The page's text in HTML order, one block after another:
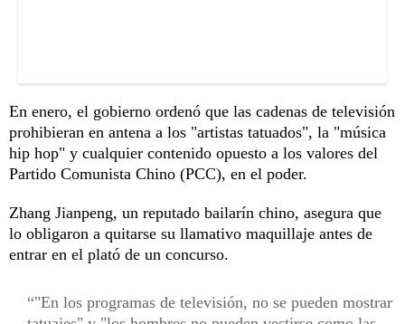
En enero, el gobierno ordenó que las cadenas de televisión
prohibieran en antena a los "artistas tatuados", la "música
hip hop" y cualquier contenido opuesto a los valores del
Partido Comunista Chino (PCC), en el poder.
Zhang Jianpeng, un reputado bailarín chino, asegura que
lo obligaron a quitarse su llamativo maquillaje antes de
entrar en el plató de un concurso.
"En los programas de televisión, no se pueden mostrar